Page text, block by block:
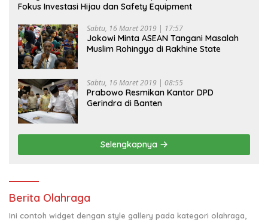
Fokus Investasi Hijau dan Safety Equipment
Sabtu, 16 Maret 2019 | 17:57
Jokowi Minta ASEAN Tangani Masalah
Muslim Rohingya di Rakhine State
Sabtu, 16 Maret 2019 | 08:55
Prabowo Resmikan Kantor DPD
Gerindra di Banten
Selengkapnya
Berita Olahraga
Ini contoh widget dengan style gallery pada kategori olahraga,